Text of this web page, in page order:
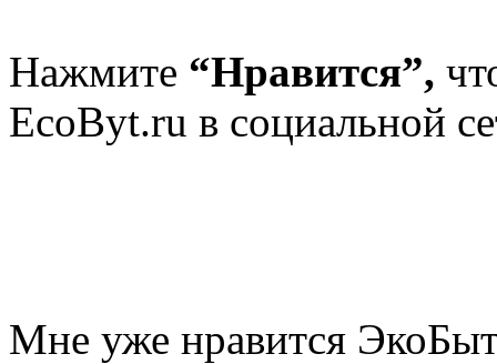
Нажмите “Нравится”,
EcoByt.ru в социальной
Мне уже нравится